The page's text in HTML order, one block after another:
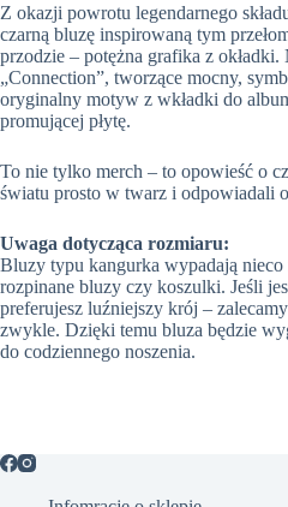
Z okazji powrotu legendarnego
czarną bluzę inspirowaną tym
przodzie – potężna grafika z
„Connection”, tworzące mocny,
oryginalny motyw z wkładki do
promującej płytę.
To nie tylko merch – to opowieść o
światu prosto w twarz i odpowiadali
Uwaga dotycząca rozmiaru:
Bluzy typu kangurka wypadają nieco
rozpinane bluzy czy koszulki. Jeśli
preferujesz luźniejszy krój –
zwykle. Dzięki temu bluza będzie
do codziennego noszenia.